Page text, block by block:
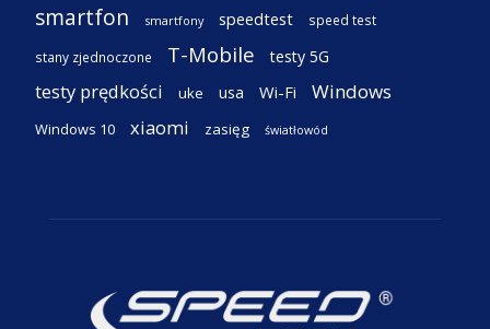
smartfon smartfony speedtest speed test
stany zjednoczone T-Mobile testy 5G
testy prędkości uke usa Wi-Fi Windows
Windows 10 xiaomi zasięg światłowód